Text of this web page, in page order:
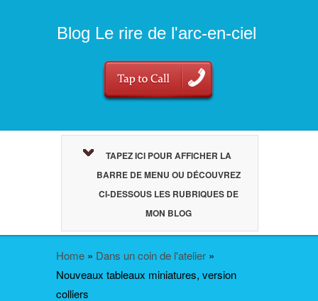
Blog Le rire de l'arc-en-ciel
TAPEZ ICI POUR AFFICHER LA
BARRE DE MENU OU DÉCOUVREZ
CI-DESSOUS LES RUBRIQUES DE
MON BLOG
Home » Dans un coin de l'atelier »
Nouveaux tableaux miniatures, version
colliers